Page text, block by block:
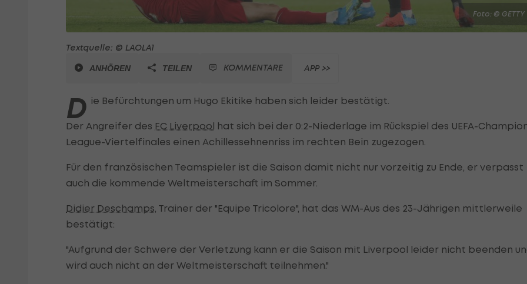
Foto: © GETTY
Textquelle: © LAOLA1
ANHÖREN TEILEN KOMMENTARE APP >>
D ie Befürchtungen um Hugo Ekitike haben sich leider bestätigt.
Der Angreifer des FC Liverpool hat sich bei der 0:2-Niederlage im Rückspiel des UEFA-
League-Viertelfinales einen Achillessehnenriss im rechten Bein zugezogen.
Für den französischen Teamspieler ist die Saison damit nicht nur vorzeitig zu Ende, er verpasst
auch die kommende Weltmeisterschaft im Sommer.
Didier Deschamps, Trainer der "Equipe Tricolore", hat das WM-Aus des 23-Jährigen mittlerweile
bestätigt:
"Aufgrund der Schwere der Verletzung kann er die Saison mit Liverpool leider nicht beenden
wird auch nicht an der Weltmeisterschaft teilnehmen."